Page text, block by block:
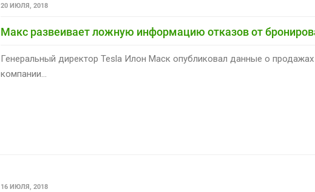
20 ИЮЛЯ, 2018
Макс развеивает ложную информацию отказов от
Генеральный директор Tesla Илон Маск опубликовал данные о
компании...
16 ИЮЛЯ, 2018